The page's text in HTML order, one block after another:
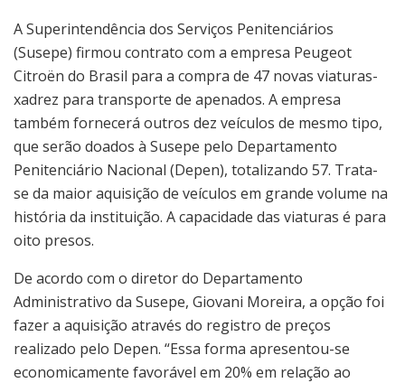
A Superintendência dos Serviços Penitenciários
(Susepe) firmou contrato com a empresa Peugeot
Citroën do Brasil para a compra de 47 novas viaturas-
xadrez para transporte de apenados. A empresa
também fornecerá outros dez veículos de mesmo tipo,
que serão doados à Susepe pelo Departamento
Penitenciário Nacional (Depen), totalizando 57. Trata-
se da maior aquisição de veículos em grande volume na
história da instituição. A capacidade das viaturas é para
oito presos.
De acordo com o diretor do Departamento
Administrativo da Susepe, Giovani Moreira, a opção foi
fazer a aquisição através do registro de preços
realizado pelo Depen. “Essa forma apresentou-se
economicamente favorável em 20% em relação ao